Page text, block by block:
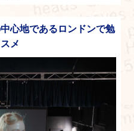
心地であるロンドンで勉
メ